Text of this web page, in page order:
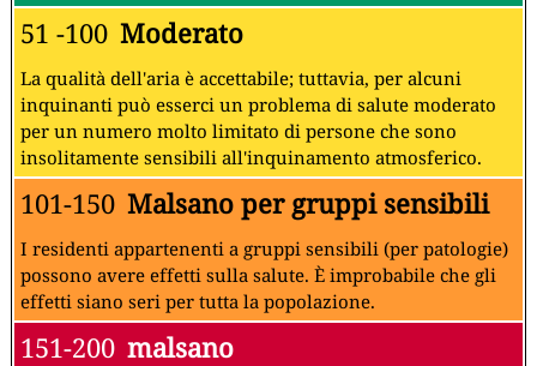
51 -100 Moderato
La qualità dell'aria è accettabile; tuttavia, per alcuni
inquinanti può esserci un problema di salute moderato
per un numero molto limitato di persone che sono
insolitamente sensibili all'inquinamento atmosferico.
101-150 Malsano per gruppi sensibili
I residenti appartenenti a gruppi sensibili (per patologie)
possono avere effetti sulla salute. È improbabile che gli
effetti siano seri per tutta la popolazione.
151-200 malsano